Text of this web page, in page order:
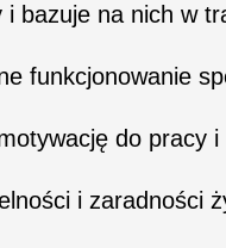
bazuje na nich w
funkcjonowanie
do pracy i
i zaradności